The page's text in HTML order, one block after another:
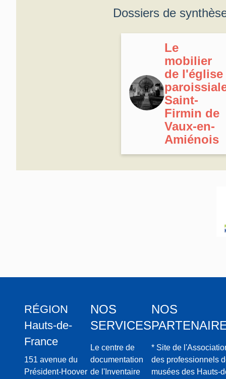
Dossiers de
Le
mobilier
de l'église
Saint-
Firmin de
Vaux-en-
Amiénois
RÉGION
Hauts-de-
France
151 avenue du
Président-Hoover
NOS
SERVICES
Le centre de
documentation
de l'Inventaire
NOS
* Site de
des professionnels
musées des Hauts-